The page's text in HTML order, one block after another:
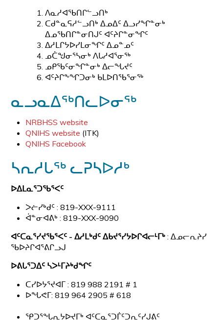
ᐱᓇᓱᐊᖃᑎᒋᓪᓗᑎᒃ
ᑕᑯᓐᓇᕋᓱᓪᓗᑎᒃ ᐃᓄᐃᑦ ᐃᓗᓯᖏᓐᓂᒃ
ᐃᓄᖃᑎᒋᓐᓂᑎᒍᑦ ᐊᑦᔨᒋᓐᓂᖏᑦ
ᐃᓱᒪᒋᔭᐅᓯᒪᓂᖏᑦ ᐃᓄᓐᓄᑦ
ᓄᑖᖑᓂᕐᓴᓂᒃ ᐱᒐᓱᐊᕐᓂᖅ
ᓄᑭᖃᑦᓂᖏᓐᓂᒃ ᐃᓕᖓᔪᑦ
ᐊᑦᔨᒋᖕᖏᑐᓂᒃ ᑲᒪᐅᑎᖃᕐᓂᖅ
ᓇᓗᓇᐃᖅᑎᓚᐅᓂᖅ
NRBHSS website
QNIHS website (ITK)
QNIHS Facebook
ᓴᕆᓱᒐᖅ ᓚᕈᓴᐅᓱᒃ
ᐅᐃᒪᓇᕐᑐᖃᕐᐸᑦ
ᐳᓖᓯᒃᑯᑦ : 819-XXX-9111
ᐋᓐᓂᐊᕕᒃ : 819-XXX-9090
ᐊᑦᑕᓇᕐᓯᔪᖃᕐᐸᑦ -ᐃᓱᒪᒃᑯᑦ ᐃᑲᔪᕐᓯᔭᐅᒋᐊᓕᒻᒥᒃ : ᐃᓄᓕᕆᔨᓯ
ᖃᐅᔨᒋᐊᕐᕕᒋᓗᒍ
ᐅᕕᒐᕐᑐᐃᑦ ᓴᐳᒻᒥᔨᒃᑯᖏᑦ
ᑕᓯᐅᔭᕐᔪᐊᒥ : 819 988 2191 # 1
ᐅᖓᕙᒥ: 819 964 2905 # 618
ᕿᑐᕐᖓᕆᔭᐅᔪᒥᒃ ᐊᑦᑕᓇᕐᑐᒦᑦᑐᕆᑦᓯᒍᕕᑦ